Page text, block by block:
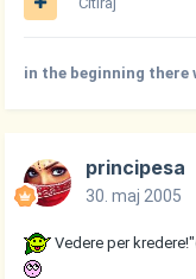
in the beginning there
principesa
30. maj 2005
Vedere per